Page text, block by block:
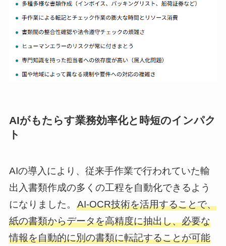
AIがもたらす業務効率化と時短のインパク
ト
AIの導入により、従来手作業で行われていた輸
出入書類作成の多くの工程を自動化できるよう
になりました。 AI-OCR技術を活用することで、
紙の書類からデータを高精度に抽出し、必要な
情報を自動的に別の書類に転記することが可能